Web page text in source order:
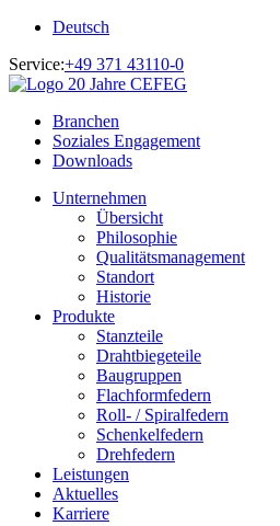
Deutsch
Service:+49 371 43110-0
Branchen
Soziales Engagement
Downloads
Unternehmen
Übersicht
Philosophie
Qualitätsmanagement
Standort
Historie
Produkte
Stanzteile
Drahtbiegeteile
Baugruppen
Flachformfedern
Roll- / Spiralfedern
Schenkelfedern
Drehfedern
Leistungen
Aktuelles
Karriere